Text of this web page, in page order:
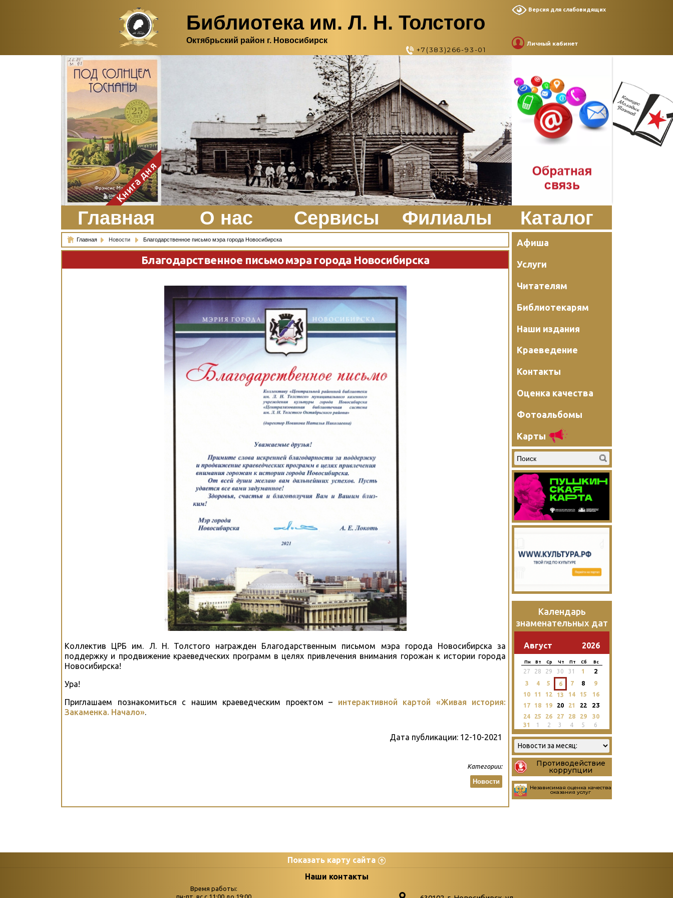
Библиотека им. Л. Н. Толстого
Октябрьский район г. Новосибирск
+7(383)266-93-01
Версия для слабовидящих
Личный кабинет
Здесь, в своем
итальянском доме, я вновь
испытала первичную
радость единения с
природой. Дом открыт
для бабочек, стрекоз, пчёл
или всех, кто пожелает
влететь в одно окно и
вылететь из другого. Едим
мы почти всегда во
дворе. Во мне настолько
возродился здравый
смысл моей матери -
умение наслаждаться
настоящим и не спешить, -
что даже нашлось время
отполировать до блеска
оконное стекло.
ЗаказатьКнига дня
Главная О нас Сервисы Филиалы Каталог
Главная Новости Благодарственное письмо мэра города Новосибирска
Благодарственное письмо мэра города Новосибирска
Коллектив ЦРБ им. Л. Н. Толстого награжден Благодарственным письмом мэра города Новосибирска за
поддержку и продвижение краеведческих программ в целях привлечения внимания горожан к истории города
Новосибирска!
Ура!
Приглашаем познакомиться с нашим краеведческим проектом – интерактивной картой «Живая история:
Закаменка. Начало».
Дата публикации: 12-10-2021
Категории:
Новости
Афиша
Услуги
Читателям
Библиотекарям
Наши издания
Краеведение
Контакты
Оценка качества
Фотоальбомы
Карты
Календарь
знаменательных дат
Август 2026
Пн Вт Ср Чт Пт Сб Вс
27 28 29 30 31 1 2
3 4 5 6 7 8
9
10
11 12 13 14 15
16
17
18 19 20 21 22 23
24 25 26 27 28 29
30
31
1 2 3 4 5 6
Противодействие
коррупции
Независимая оценка качества
оказания услуг
Показать карту сайта
Бюллетень новых поступлений
Наши контакты
Время работы:
пн-пт, вс с 11:00 до 19:00